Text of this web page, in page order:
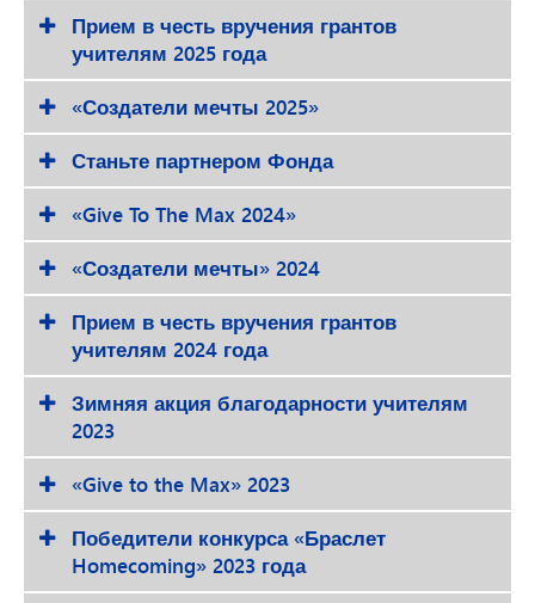
Прием в честь вручения грантов
учителям 2025 года
«Создатели мечты 2025»
Станьте партнером Фонда
«Give To The Max 2024»
«Создатели мечты» 2024
Прием в честь вручения грантов
учителям 2024 года
Зимняя акция благодарности учителям
2023
«Give to the Max» 2023
Победители конкурса «Браслет
Homecoming» 2023 года